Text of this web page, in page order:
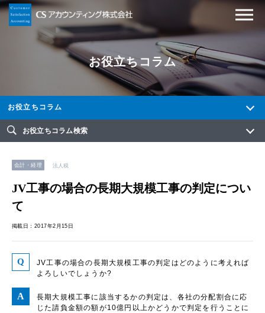
お役立ちコラム
お役立ちコラム
お役立ちコラム検索
会計・経理 法人税
JV工事の場合の長期大規模工事の判定につい
て
掲載日：2017年2月15日
JV工事の場合の長期大規模工事の判定はどのように考えれば
よろしいでしょうか?
長期大規模工事に該当するかの判定は、各社の分配割合に応
じた請負金額の額が10億円以上かどうかで判定を行うことに